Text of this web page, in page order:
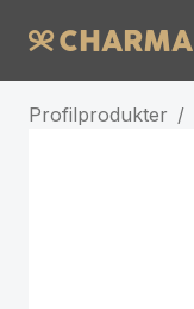
Profilprodukter /